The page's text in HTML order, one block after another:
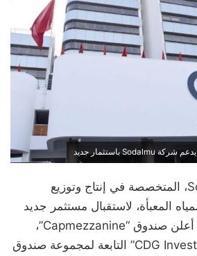
تستعد شركة Sodalmu، المتخصصة في إنتاج وتوزيع
المعبأة، لاستقبال مستثمر جديد
ضمن رأسمالها، بعدما أعلن صندوق “Capmezzanine”،
الذي تديره “CDG Invest Growth” التابعة لمجموعة صندوق